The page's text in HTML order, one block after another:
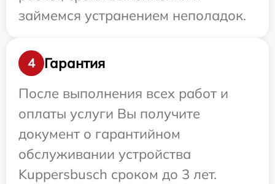
займемся устранением неполадок.
4
Гарантия
После выполнения всех работ и
оплаты услуги Вы получите
документ о гарантийном
обслуживании устройства
Kuppersbusch сроком до 3 лет.